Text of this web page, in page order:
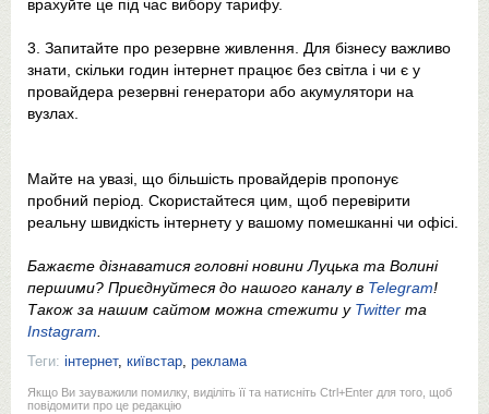
врахуйте це під час вибору тарифу.
Запитайте про резервне живлення. Для бізнесу важливо
знати, скільки годин інтернет працює без світла і чи є у
провайдера резервні генератори або акумулятори на
вузлах.
Майте на увазі, що більшість провайдерів пропонує
пробний період. Скористайтеся цим, щоб перевірити
реальну швидкість інтернету у вашому помешканні чи офісі.
Бажаєте дізнаватися головні новини Луцька та Волині
першими? Приєднуйтеся до нашого каналу в Telegram!
Також за нашим сайтом можна стежити у Twitter та
Instagram
Теги: інтернет, київстар реклама
Якщо Ви зауважили помилку, виділіть її та натисніть Ctrl+Enter для того, щоб
повідомити про це редакцію